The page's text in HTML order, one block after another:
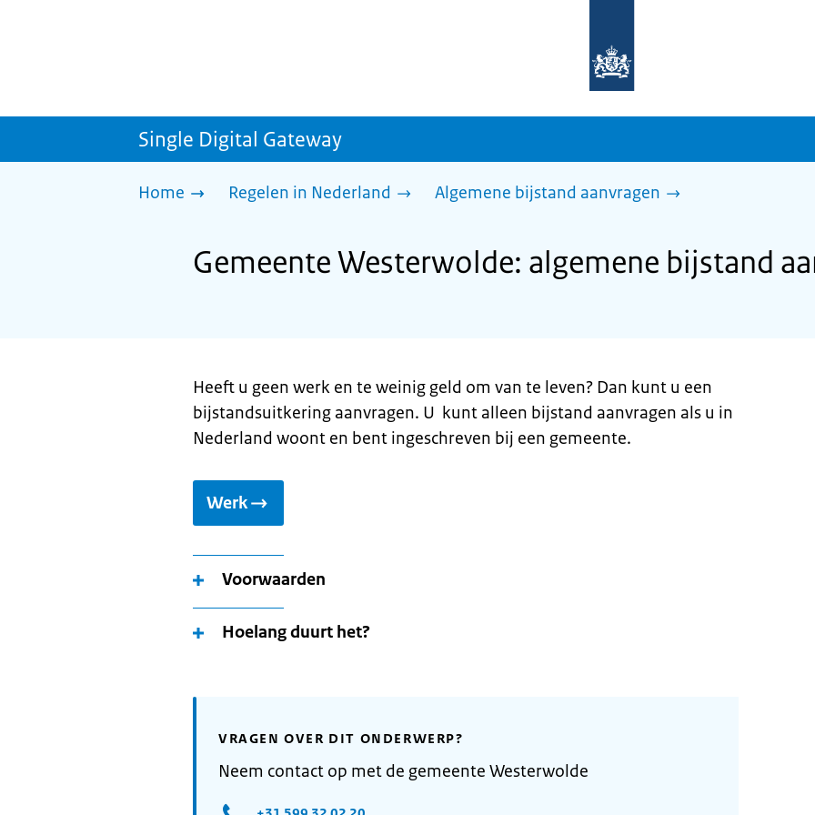
homepage
sdg.rijksoverheid.nl
Single Digital Gateway
Home Regelen in Nederland Algemene bijstand aanvragen
Gemeente Westerwolde: algemene bijstand
Heeft u geen werk en te weinig geld om van te leven? Dan kunt u een
bijstandsuitkering aanvragen. U kunt alleen bijstand aanvragen als u in
Nederland woont en bent ingeschreven bij een gemeente.
Werk
Voorwaarden
Hoelang duurt het?
VRAGEN OVER DIT ONDERWERP?
Neem contact op met de gemeente Westerwolde